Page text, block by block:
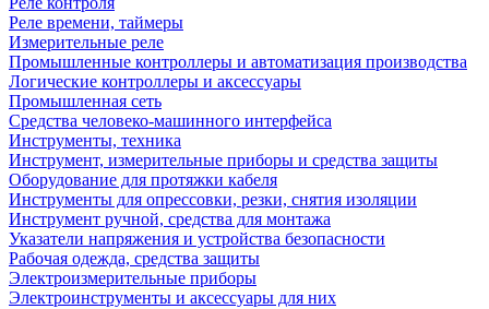
Реле времени, таймеры
Измерительные реле
Промышленные контроллеры и автоматизация производства
Логические контроллеры и аксессуары
Промышленная сеть
Средства человеко-машинного интерфейса
Инструменты, техника
Инструмент, измерительные приборы и средства защиты
Оборудование для протяжки кабеля
Инструменты для опрессовки, резки, снятия изоляции
Инструмент ручной, средства для монтажа
Указатели напряжения и устройства безопасности
Рабочая одежда, средства защиты
Электроизмерительные приборы
Электроинструменты и аксессуары для них